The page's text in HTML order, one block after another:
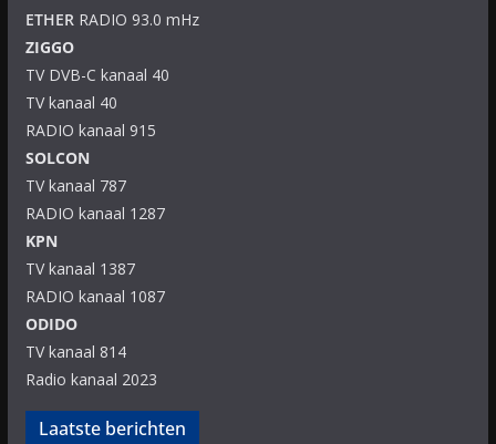
ETHERRADIO 93.0 mHz
ZIGGO
TV DVB-C kanaal 40
TV kanaal 40
RADIO kanaal 915
SOLCON
TV kanaal 787
RADIO kanaal 1287
KPN
TV kanaal 1387
RADIO kanaal 1087
ODIDO
TV kanaal 814
Radio kanaal 2023
Laatste berichten